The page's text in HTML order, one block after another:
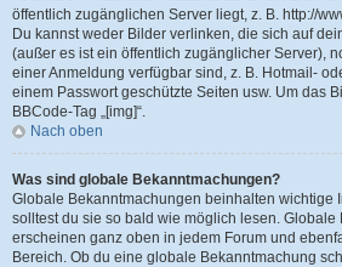
öffentlich zugänglichen Server liegt, z. B. http://
Du kannst weder Bilder verlinken, die sich auf
(außer es ist ein öffentlich zugänglicher Server),
einer Anmeldung verfügbar sind, z. B. Hotmail-
einem Passwort geschützte Seiten usw. Um das
BBCode-Tag „[img]“.
Nach oben
Was sind globale Bekanntmachungen?
Globale Bekanntmachungen beinhalten wichtige
solltest du sie so bald wie möglich lesen. Globale
erscheinen ganz oben in jedem Forum und
Bereich. Ob du eine globale Bekanntmachung